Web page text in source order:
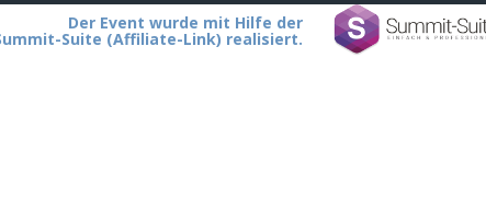
Der Event wurde mit Hilfe der
Suite (Affiliate-Link) realisiert.